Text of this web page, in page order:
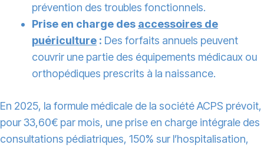
prévention des troubles fonctionnels.
Prise en charge des accessoires de
puériculture : Des forfaits annuels peuvent
couvrir une partie des équipements médicaux ou
orthopédiques prescrits à la naissance.
En 2025, la formule médicale de la société ACPS prévoit,
pour 33,60€ par mois, une prise en charge intégrale des
consultations pédiatriques, 150% sur l’hospitalisation,